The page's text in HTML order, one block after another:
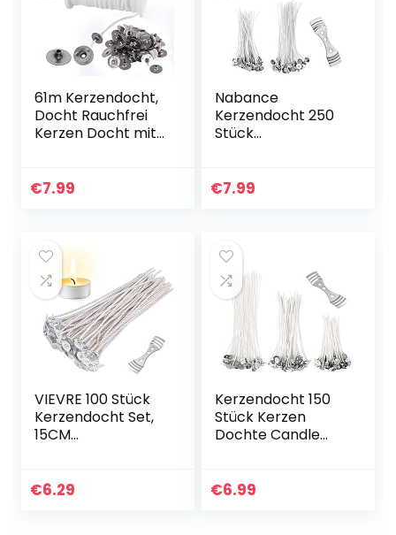
61m Kerzendocht,
Docht Rauchfrei
Kerzen Docht mit
Kerzendochte
€7.99
Nabance
Kerzendocht 250
Stück
Kerzen Candle
€7.99
VIEVRE 100 Stück
Kerzendocht Set,
15CM
Kerzendocht
€6.29
Kerzendocht 150
Stück Kerzen
Dochte Candle
Größen für die
€6.99